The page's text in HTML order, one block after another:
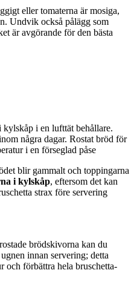
eller tomaterna är mosiga,
Undvik också pålägg som
är avgörande för den bästa
i en lufttät behållare.
några dagar. Rostat bröd för
i en förseglad påse
blir gammalt och toppingarna
i kylskåp, eftersom det kan
strax före servering
brödskivorna kan du
innan servering; detta
och förbättra hela bruschetta-